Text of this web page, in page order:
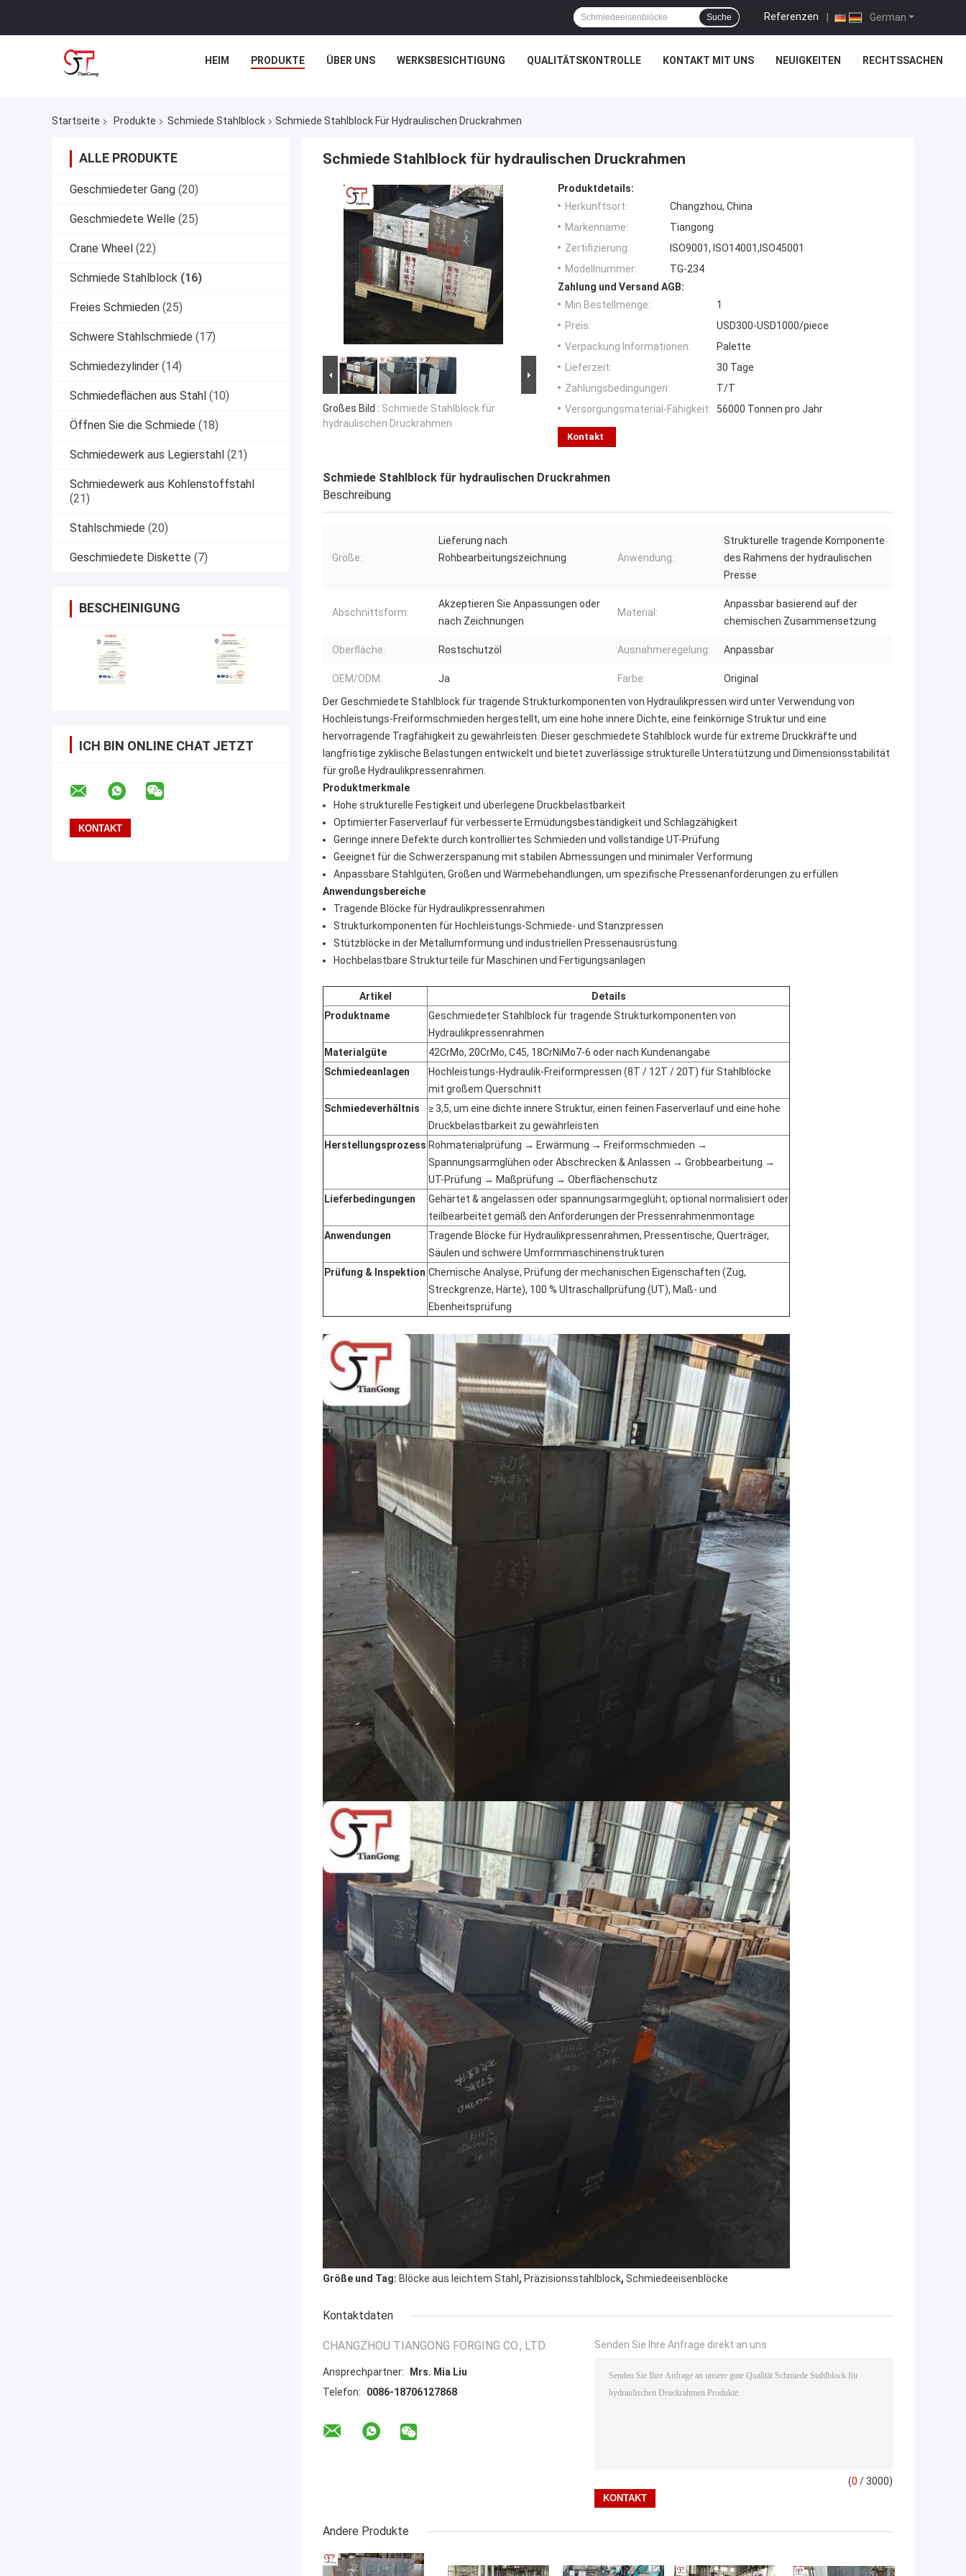
German
Referenzen |
Suche
HEIM PRODUKTE ÜBER UNS WERKSBESICHTIGUNG QUALITÄTSKONTROLLE KONTAKT MIT UNS NEUIGKEITEN RECHTSSACHEN
Startseite Produkte Schmiede Stahlblock Schmiede Stahlblock Für Hydraulischen Druckrahmen
ALLE PRODUKTE
Geschmiedeter Gang (20)
Geschmiedete Welle (25)
Crane Wheel (22)
Schmiede Stahlblock (16)
Freies Schmieden (25)
Schwere Stahlschmiede (17)
Schmiedezylinder (14)
Schmiedeflächen aus Stahl (10)
Öffnen Sie die Schmiede (18)
Schmiedewerk aus Legierstahl (21)
Schmiedewerk aus Kohlenstoffstahl
(21)
Stahlschmiede (20)
Geschmiedete Diskette (7)
BESCHEINIGUNG
ICH BIN ONLINE CHAT JETZT
Schmiede Stahlblock für hydraulischen Druckrahmen
Großes Bild : Schmiede Stahlblock für
hydraulischen Druckrahmen
Produktdetails:
Herkunftsort:
Changzhou, China
Markenname:
Tiangong
Zertifizierung:
ISO9001, ISO14001,ISO45001
Modellnummer:
TG-234
Zahlung und Versand AGB:
Min Bestellmenge:
1
Preis:
USD300-USD1000/piece
Verpackung Informationen:
Palette
Lieferzeit:
30 Tage
Zahlungsbedingungen:
T/T
Versorgungsmaterial-Fähigkeit:
56000 Tonnen pro Jahr
Kontakt
Schmiede Stahlblock für hydraulischen Druckrahmen
Beschreibung
Größe:
Lieferung nach
Rohbearbeitungszeichnung
Anwendung:
Strukturelle tragende Komponente
des Rahmens der hydraulischen
Presse
Abschnittsform:
Akzeptieren Sie Anpassungen oder
nach Zeichnungen
Material:
Anpassbar basierend auf der
chemischen Zusammensetzung
Oberfläche: Rostschutzöl Ausnahmeregelung: Anpassbar
OEM/ODM: Ja Farbe:
Original
DerGeschmiedete Stahlblock für tragende Strukturkomponenten von Hydraulikpressen wird unter Verwendung von
Hochleistungs-Freiformschmieden hergestellt, um eine hohe innere Dichte, eine feinkörnige Struktur und eine
hervorragende Tragfähigkeit zu gewährleisten. Dieser geschmiedete Stahlblock wurde für extreme Druckkräfte und
langfristige zyklische Belastungen entwickelt und bietet zuverlässige strukturelle Unterstützung und Dimensionsstabilität
für große Hydraulikpressenrahmen.
Produktmerkmale
Hohe strukturelle Festigkeit und überlegene Druckbelastbarkeit
Optimierter Faserverlauf für verbesserte Ermüdungsbeständigkeit und Schlagzähigkeit
Geringe innere Defekte durch kontrolliertes Schmieden und vollständige UT-Prüfung
Geeignet für die Schwerzerspanung mit stabilen Abmessungen und minimaler Verformung
Anpassbare Stahlgüten, Größen und Wärmebehandlungen, um spezifische Pressenanforderungen zu erfüllen
Anwendungsbereiche
Tragende Blöcke für Hydraulikpressenrahmen
Strukturkomponenten für Hochleistungs-Schmiede- und Stanzpressen
Stützblöcke in der Metallumformung und industriellen Pressenausrüstung
Hochbelastbare Strukturteile für Maschinen und Fertigungsanlagen
Artikel
Details
Produktname
Geschmiedeter Stahlblock für tragende Strukturkomponenten von
Hydraulikpressenrahmen
Materialgüte
42CrMo, 20CrMo, C45, 18CrNiMo7-6 oder nach Kundenangabe
Schmiedeanlagen
Hochleistungs-Hydraulik-Freiformpressen (8T / 12T / 20T) für Stahlblöcke
mit großem Querschnitt
Schmiedeverhältnis
≥ 3,5, um eine dichte innere Struktur, einen feinen Faserverlauf und eine hohe
Druckbelastbarkeit zu gewährleisten
Herstellungsprozess Rohmaterialprüfung → Erwärmung → Freiformschmieden →
Spannungsarmglühen oder Abschrecken & Anlassen → Grobbearbeitung →
UT-Prüfung → Maßprüfung → Oberflächenschutz
Lieferbedingungen
Gehärtet & angelassen oder spannungsarmgeglüht; optional normalisiert oder
teilbearbeitet gemäß den Anforderungen der Pressenrahmenmontage
Anwendungen
Tragende Blöcke für Hydraulikpressenrahmen, Pressentische, Querträger,
Säulen und schwere Umformmaschinenstrukturen
Prüfung & Inspektion Chemische Analyse, Prüfung der mechanischen Eigenschaften (Zug,
Streckgrenze, Härte), 100 % Ultraschallprüfung (UT), Maß- und
Ebenheitsprüfung
Größe und Tag: Blöcke aus leichtem Stahl , Präzisionsstahlblock, Schmiedeeisenblöcke
Kontaktdaten
CHANGZHOU TIANGONG FORGING CO., LTD.
Ansprechpartner:
Mrs. Mia Liu
Telefon:
0086-18706127868
Senden Sie Ihre Anfrage direkt an uns
(0 / 3000)
Andere Produkte